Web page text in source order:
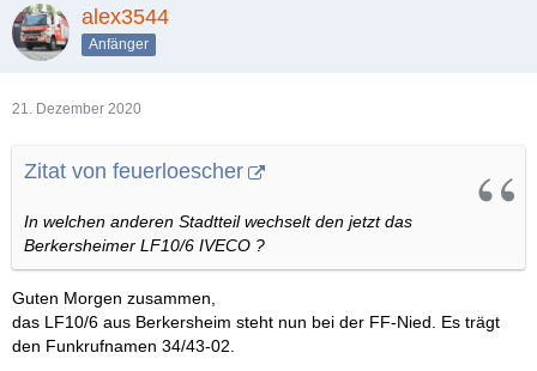
alex3544
Anfänger
21. Dezember 2020
Zitat von feuerloescher
In welchen anderen Stadtteil wechselt den jetzt das
Berkersheimer LF10/6 IVECO ?
Guten Morgen zusammen,
das LF10/6 aus Berkersheim steht nun bei der FF-Nied. Es trägt
den Funkrufnamen 34/43-02.